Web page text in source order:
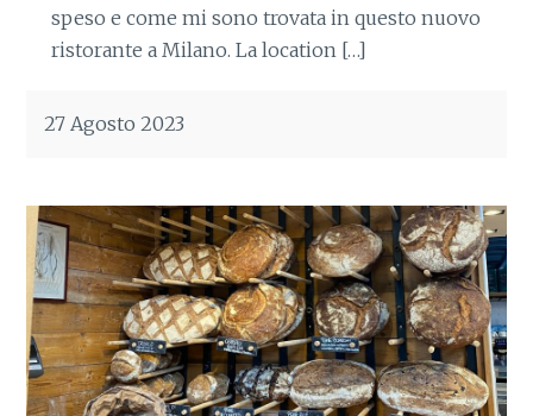
speso e come mi sono trovata in questo nuovo
ristorante a Milano. La location […]
27 Agosto 2023